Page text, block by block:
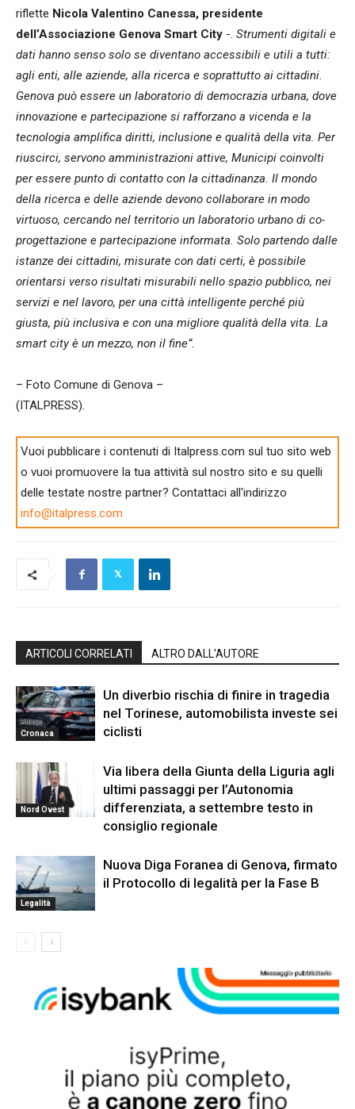
riflette Nicola Valentino Canessa, presidente
dell’Associazione Genova Smart City -. Strumenti digitali e
dati hanno senso solo se diventano accessibili e utili a tutti:
agli enti, alle aziende, alla ricerca e soprattutto ai cittadini.
Genova può essere un laboratorio di democrazia urbana, dove
innovazione e partecipazione si rafforzano a vicenda e la
tecnologia amplifica diritti, inclusione e qualità della vita. Per
riuscirci, servono amministrazioni attive, Municipi coinvolti
per essere punto di contatto con la cittadinanza. Il mondo
della ricerca e delle aziende devono collaborare in modo
virtuoso, cercando nel territorio un laboratorio urbano di co-
progettazione e partecipazione informata. Solo partendo dalle
istanze dei cittadini, misurate con dati certi, è possibile
orientarsi verso risultati misurabili nello spazio pubblico, nei
servizi e nel lavoro, per una città intelligente perché più
giusta, più inclusiva e con una migliore qualità della vita. La
smart city è un mezzo, non il fine”.
– Foto Comune di Genova –
(ITALPRESS).
Vuoi pubblicare i contenuti di Italpress.com sul tuo sito web
o vuoi promuovere la tua attività sul nostro sito e su quelli
delle testate nostre partner? Contattaci all'indirizzo
info@italpress.com
ARTICOLI CORRELATI ALTRO DALL'AUTORE
Cronaca
Un diverbio rischia di finire in tragedia
nel Torinese, automobilista investe sei
ciclisti
Nord Ovest
Via libera della Giunta della Liguria agli
ultimi passaggi per l’Autonomia
differenziata, a settembre testo in
consiglio regionale
Legalità
Nuova Diga Foranea di Genova, firmato
il Protocollo di legalità per la Fase B